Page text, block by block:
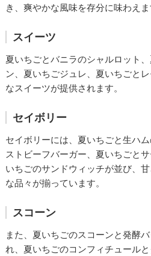
き、爽やかな風味を存分に味わえま
スイーツ
夏いちごとバニラのシャルロット
ン、夏いちごジュレ、夏いちごと
なスイーツが提供されます。
セイボリー
セイボリーには、夏いちごと生ハ
ストビーフバーガー、夏いちごと
いちごのサンドウィッチが並び、
な品々が揃っています。
スコーン
また、夏いちごのスコーンと発酵
れ、夏いちごのコンフィチュール